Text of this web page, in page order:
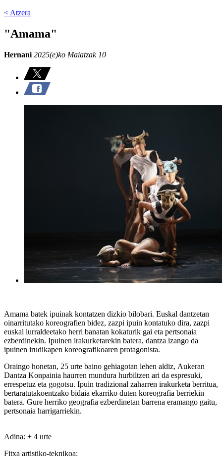
< Atzera
"Amama"
Hernani 2025(e)ko Maiatzak 10
Amama batek ipuinak kontatzen dizkio bilobari. Euskal dantzetan
oinarritutako koreografien bidez, zazpi ipuin kontatuko dira, zazpi
euskal lurraldeetako herri banatan kokaturik gai eta pertsonaia
ezberdinekin. Ipuinen irakurketarekin batera, dantza izango da
ipuinen irudikapen koreografikoaren protagonista.
Oraingo honetan, 25 urte baino gehiagotan lehen aldiz, Aukeran
Dantza Konpainia haurren mundura hurbiltzen ari da espresuki,
errespetuz eta gogotsu. Ipuin tradizional zaharren irakurketa berritua,
bertaratutakoentzako bidaia ekarriko duten koreografia berriekin
batera. Gure herriko geografia ezberdinetan barrena eramango gaitu,
pertsonaia harrigarriekin.
Adina: + 4 urte
Fitxa artistiko-teknikoa: